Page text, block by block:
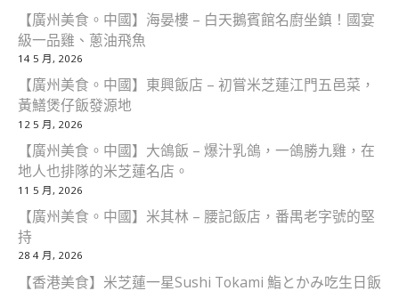
【廣州美食。中國】海晏樓 – 白天鵝賓館名廚坐鎮！國宴
級一品雞、蔥油飛魚
14 5 月, 2026
【廣州美食。中國】東興飯店 – 初嘗米芝蓮江門五邑菜，
黃鱔煲仔飯發源地
12 5 月, 2026
【廣州美食。中國】大鴿飯 – 爆汁乳鴿，一鴿勝九雞，在
地人也排隊的米芝蓮名店。
11 5 月, 2026
【廣州美食。中國】米其林 – 腰記飯店，番禺老字號的堅
持
28 4 月, 2026
【香港美食】米芝蓮一星Sushi Tokami 鮨とかみ吃生日飯